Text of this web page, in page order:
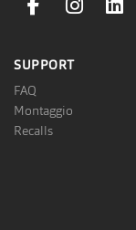
facebookLink
SUPPORT
FAQ
Montaggio
Recalls